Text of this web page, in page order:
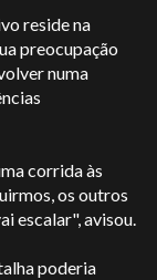
reside na
preocupação
numa
corrida às
os outros
escalar", avisou.
poderia